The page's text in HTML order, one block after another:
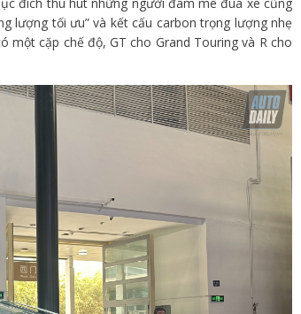
lượng tối ưu” và kết cấu carbon trọng lượng nhẹ
một cặp chế độ, GT cho Grand Touring và R cho